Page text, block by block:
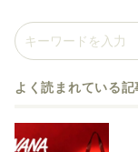
よく読まれている記